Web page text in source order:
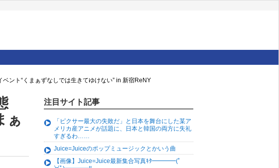
ント“くまぁずなしでは生きてゆけない” in 新宿ReNY
ぁ
注目サイト記事
「ピクサー最大の失敗だ」と日本を舞台にした某ア
メリカ産アニメが話題に、日本と韓国の両方に失礼
すぎるわ……
Juice=Juiceのポップミュージックとかいう曲
【画像】Juice=Juice最新集合写真ｷﾀ━━━━(ﾟ